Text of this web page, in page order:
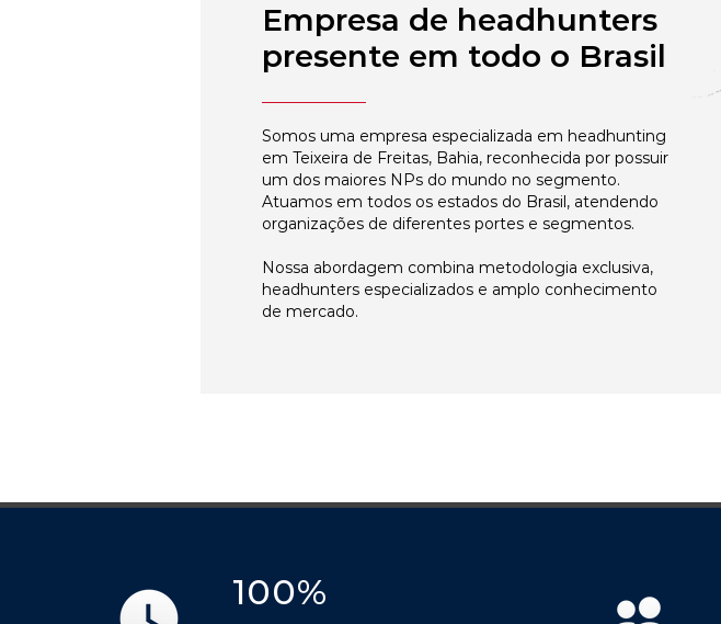
Empresa de headhunters
presente em todo o Brasil
Somos uma empresa especializada em headhunting
em Teixeira de Freitas, Bahia, reconhecida por possuir
um dos maiores NPs do mundo no segmento.
Atuamos em todos os estados do Brasil, atendendo
organizações de diferentes portes e segmentos.
Nossa abordagem combina metodologia exclusiva,
headhunters especializados e amplo conhecimento
de mercado.
100%